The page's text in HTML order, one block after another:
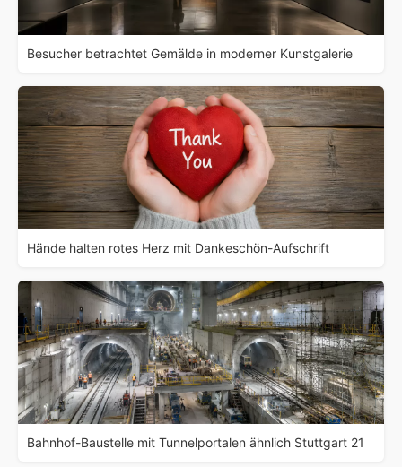
Besucher betrachtet Gemälde in moderner Kunstgalerie
Hände halten rotes Herz mit Dankeschön-Aufschrift
Bahnhof-Baustelle mit Tunnelportalen ähnlich Stuttgart 21